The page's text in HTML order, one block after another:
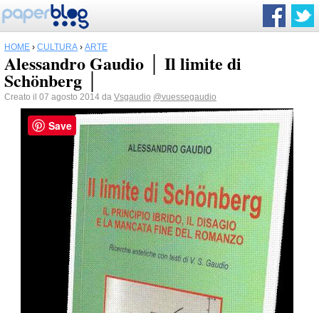
HOME › CULTURA › ARTE
Alessandro Gaudio │ Il limite di
Schönberg │
Creato il 07 agosto 2014 da Vsgaudio @vuessegaudio
Save